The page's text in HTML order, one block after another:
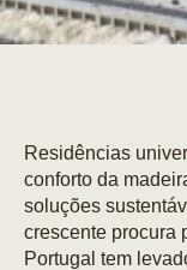
Residências
conforto da
soluções
crescente procura
Portugal tem